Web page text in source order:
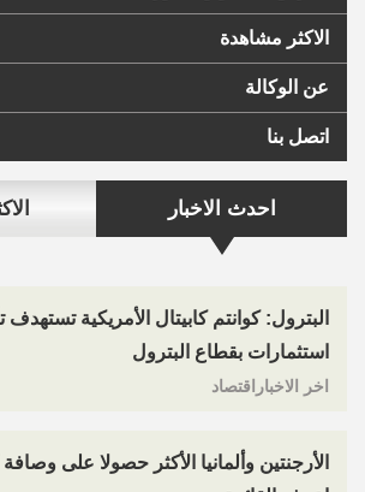
الاكثر مشاهدة
عن الوكالة
اتصل بنا
احدث الاخبار
البترول: كوانتم كابيتال الأمريكية
استثمارات بقطاع البترول
اخر الاخباراقتصاد
الأرجنتين وألمانيا الأكثر حصولا على